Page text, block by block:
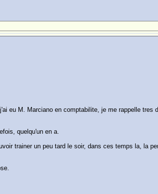
eu M. Marciano en comptabilite, je me rappelle
quelqu'un en a.
trainer un peu tard le soir, dans ces temps la, la